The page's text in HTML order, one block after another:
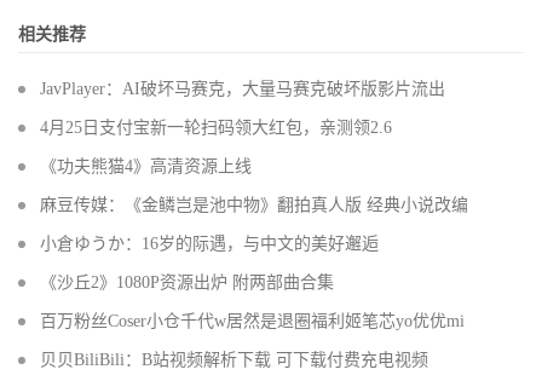
相关推荐
JavPlayer：AI破坏马赛克，大量马赛克破坏版影片流出
4月25日支付宝新一轮扫码领大红包，亲测领2.6
《功夫熊猫4》高清资源上线
麻豆传媒：《金鳞岂是池中物》翻拍真人版 经典小说改编
小倉ゆうか：16岁的际遇，与中文的美好邂逅
《沙丘2》1080P资源出炉 附两部曲合集
百万粉丝Coser小仓千代w居然是退圈福利姬笔芯yo优优mi
贝贝BiliBili：B站视频解析下载 可下载付费充电视频